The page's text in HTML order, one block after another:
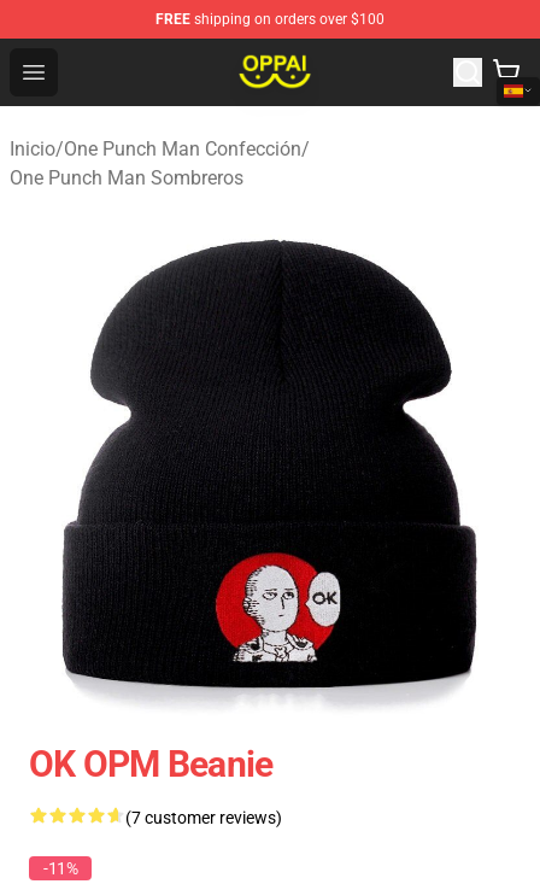
FREE shipping on orders over $100
Open menu
Oppai Store - Official Oppai Merchandise Shop
Inicio/One Punch Man Confección/
One Punch Man Sombreros
OK OPM Beanie
(7 customer reviews)
-11%